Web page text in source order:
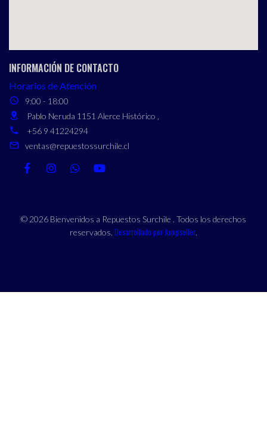
INFORMACIÓN DE CONTACTO
Horarios de Atención
9:00 - 18:00
Pablo Neruda 1151 Alerce Histórico ,
+56 9 41224294
ventas@repuestossurchile.cl
© 2026 Bienvenidos a Repuestos Surchile . Todos los derechos
reservados. Desarrollado por Jumpseller.